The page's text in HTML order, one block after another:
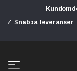
✓ Snabba